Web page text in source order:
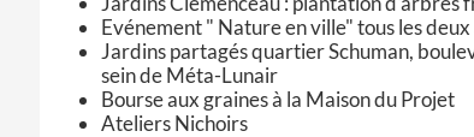
Evénement " Nature en ville" tous les
Jardins partagés quartier Schuman,
sein de Méta-Lunair
Bourse aux graines à la Maison du Projet
Ateliers Nichoirs